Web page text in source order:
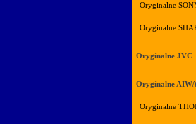
Oryginalne
Oryginalne
Oryginalne JVC
Oryginalne AIWA
Oryginalne